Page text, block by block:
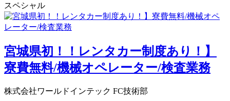
スペシャル
宮城県初！！レンタカー制度あり！】
寮費無料/機械オペレーター/検査業務
株式会社ワールドインテック FC技術部